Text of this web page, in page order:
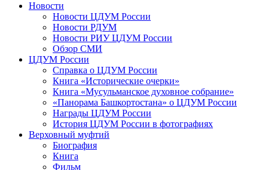
Новости
Новости ЦДУМ России
Новости РДУМ
Новости РИУ ЦДУМ России
Обзор СМИ
ЦДУМ России
Справка о ЦДУМ России
Книга «Исторические очерки»
Книга «Мусульманское духовное собрание»
«Панорама Башкортостана» о ЦДУМ России
Награды ЦДУМ России
История ЦДУМ России в фотографиях
Верховный муфтий
Биография
Книга
Фильм